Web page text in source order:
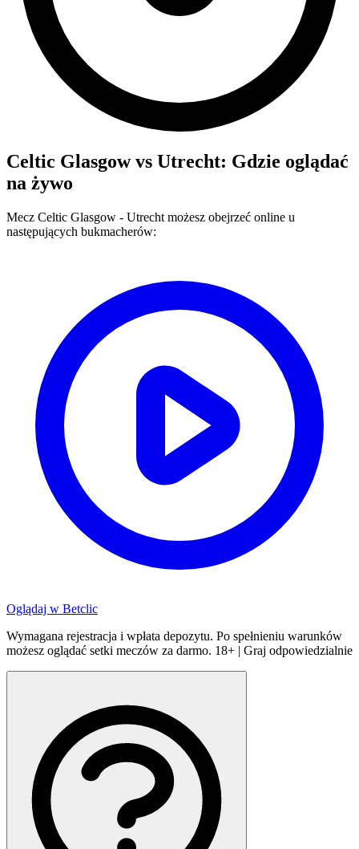
Celtic Glasgowvs Utrecht: Gdzie oglądać
na żywo
Mecz Celtic Glasgow - Utrecht możesz obejrzeć online u
następujących bukmacherów:
Oglądaj w Betclic
Wymagana rejestracja i wpłata depozytu. Po spełnieniu warunków
możesz oglądać setki meczów za darmo. 18+ | Graj odpowiedzialnie